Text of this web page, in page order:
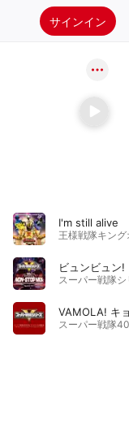
サインイン
I'm still alive